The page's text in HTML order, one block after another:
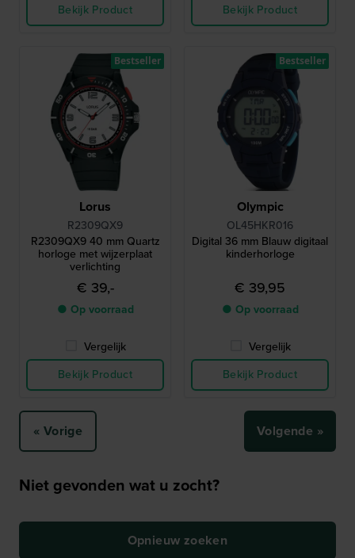
Bekijk Product
Bekijk Product
Lorus
R2309QX9
R2309QX9 40 mm Quartz
horloge met wijzerplaat
verlichting
€ 39,-
● Op voorraad
Vergelijk
Bekijk Product
Bestseller
Olympic
OL45HKR016
Digital 36 mm Blauw digitaal
kinderhorloge
€ 39,95
● Op voorraad
Vergelijk
Bekijk Product
Bestseller
« Vorige Volgende »
Niet gevonden wat u zocht?
Opnieuw zoeken